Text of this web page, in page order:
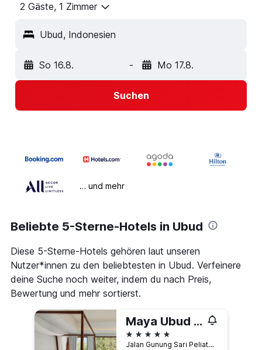
2 Gäste, 1 Zimmer
Ubud, Indonesien
So 16.8. - Mo 17.8.
Suchen
… und mehr
Beliebte 5-Sterne-Hotels in Ubud
Diese 5-Sterne-Hotels gehören laut unseren
Nutzer*innen zu den beliebtesten in Ubud. Verfeinere
deine Suche noch weiter, indem du nach Preis,
Bewertung und mehr sortierst.
Maya Ubud Resort & Spa
5 Sterne
Jalan Gunung Sari Peliatan, P.O. Box 1001, Ubud, Indonesien